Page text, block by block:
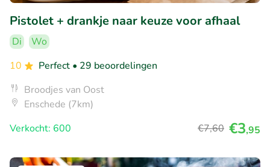
Pistolet + drankje naar keuze voor afhaal
Di
Wo
10
Perfect • 29 beoordelingen
Broodjes van Oost
Enschede (7km)
Verkocht: 600
€7,60 €3,95